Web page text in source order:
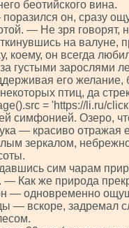
беотийского вина.
он, сразу
— Не зря говорят,
на валуне,
коему, он всегда
густыми зарослями
его желание,
птиц, да
= 'httрs://li.ru/
симфонией. Озеро,
— красиво отражая
зеркалом,
сим чарам
Как же природа
— одновременно
— вскоре, задремал